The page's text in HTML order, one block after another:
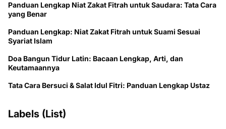
Panduan Lengkap Niat Zakat Fitrah untuk Saudara: Tata Cara
yang Benar
Panduan Lengkap: Niat Zakat Fitrah untuk Suami Sesuai
Syariat Islam
Doa Bangun Tidur Latin: Bacaan Lengkap, Arti, dan
Keutamaannya
Tata Cara Bersuci & Salat Idul Fitri: Panduan Lengkap Ustaz
Labels (List)